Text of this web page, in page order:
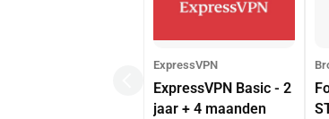
ExpressVPN
ExpressVPN Basic - 2
jaar + 4 maanden